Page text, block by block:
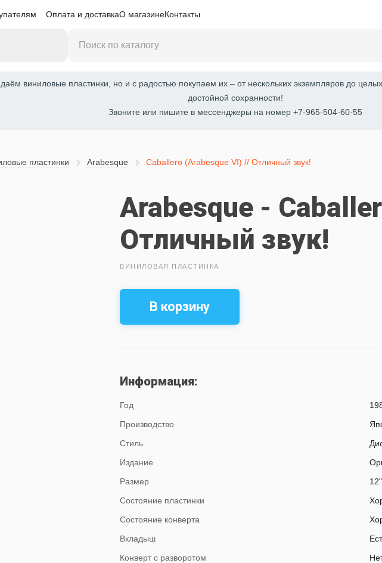
Оплата и доставкаО магазинеКонтакты
виниловые пластинки, но и с радостью покупаем их – от нескольких экземпляров до целых
достойной сохранности!
Звоните или пишите в мессенджеры на номер +7-965-504-60-55
пластинки Arabesque Caballero (Arabesque VI) // Отличный звук!
Arabesque -
Отличный звук!
ВИНИЛОВАЯ ПЛАСТИНКА
В корзину
Информация:
Год
Производство
Стиль
Издание
Размер
Состояние пластинки
Состояние конверта
Вкладыш
Конверт с разворотом